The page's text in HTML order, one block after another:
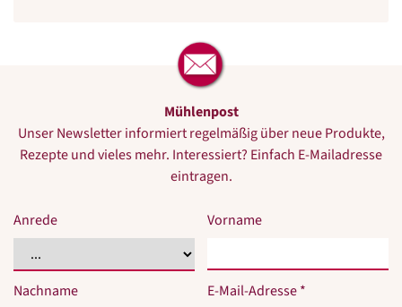
Mühlenpost
Unser Newsletter informiert regelmäßig über neue Produkte,
Rezepte und vieles mehr. Interessiert? Einfach E-Mailadresse
eintragen.
Anrede Vorname
Nachname E-Mail-Adresse *